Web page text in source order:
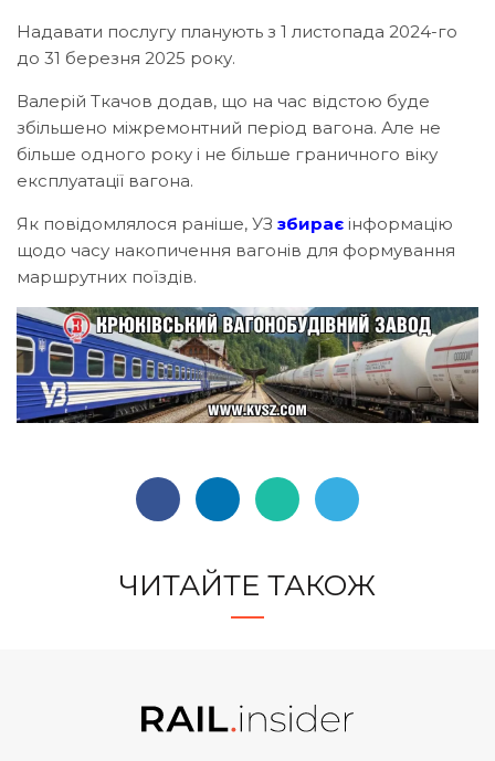
Надавати послугу планують з 1 листопада 2024-го
до 31 березня 2025 року.
Валерій Ткачов додав, що на час відстою буде
збільшено міжремонтний період вагона. Але не
більше одного року і не більше граничного віку
експлуатації вагона.
Як повідомлялося раніше, УЗ збирає інформацію
щодо часу накопичення вагонів для формування
маршрутних поїздів.
ЧИТАЙТЕ ТАКОЖ